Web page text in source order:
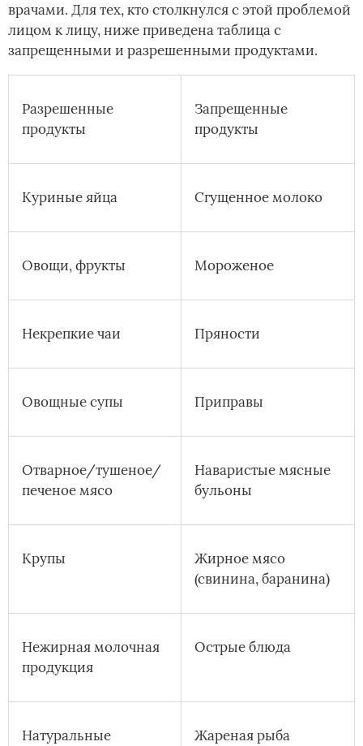
врачами. Для тех, кто столкнулся с этой проблемой
лицом к лицу, ниже приведена таблица с
запрещенными и разрешенными продуктами.
Разрешенные
продукты
Запрещенные
продукты
Куриные яйца Сгущенное молоко
Овощи, фрукты Мороженое
Некрепкие чаи Пряности
Овощные супы Приправы
Отварное/тушеное/
печеное мясо
Наваристые мясные
бульоны
Крупы
Жирное мясо
(свинина, баранина)
Нежирная молочная
продукция
Острые блюда
Натуральные
Жареная рыба